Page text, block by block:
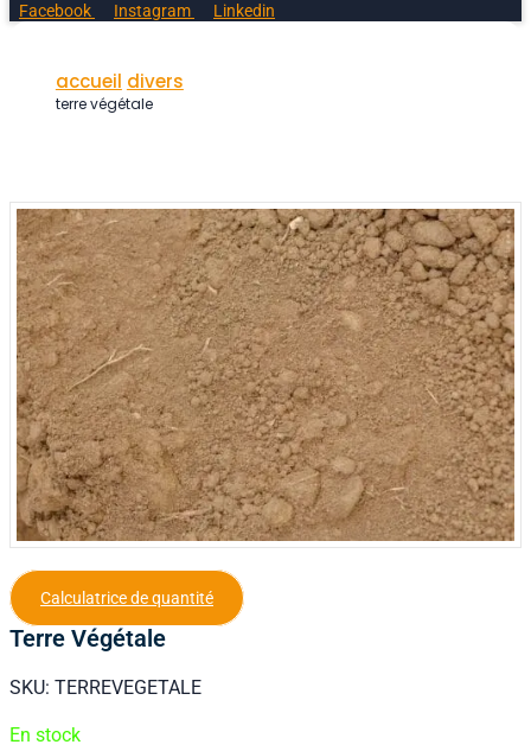
Facebook Instagram Linkedin
accueil divers
terre végétale
Calculatrice de quantité
Terre Végétale
SKU: TERREVEGETALE
En stock